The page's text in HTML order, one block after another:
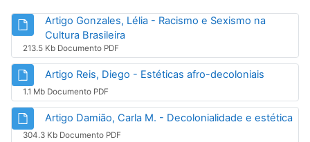
Artigo Gonzales, Lélia - Racismo e Sexismo na
Cultura BrasileiraArquivo
213.5 Kb Documento PDF
Artigo Reis, Diego - Estéticas afro-decoloniais
1.1 Mb Documento PDF
Artigo Damião, Carla M. - Decolonialidade e estética
304.3 Kb Documento PDF